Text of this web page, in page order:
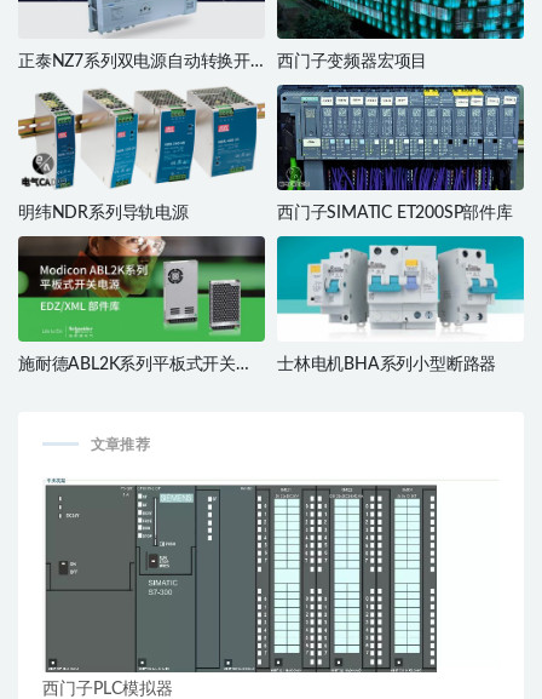
正泰NZ7系列双电源自动转换开
西门子变频器宏项目
明纬NDR系列导轨电源 西门子SIMATIC ET200SP部件库
施耐德ABL2K系列平板式开关电
士林电机BHA系列小型断路器
文章推荐
西门子PLC模拟器